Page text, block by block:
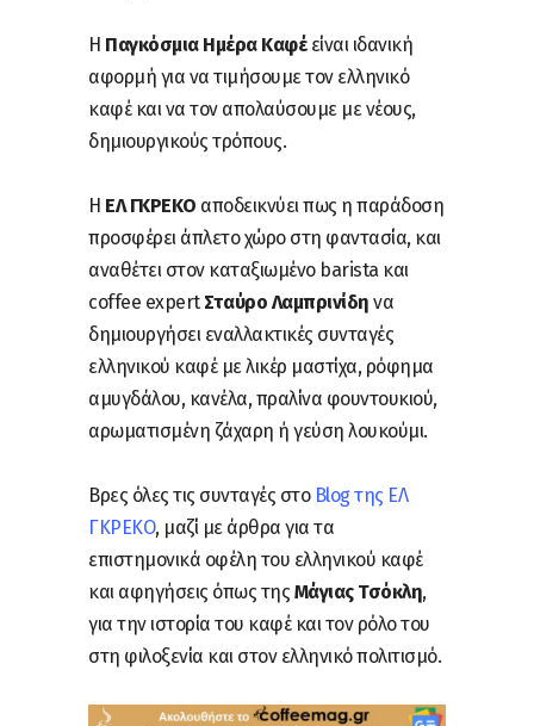
Η Παγκόσμια Ημέρα Καφέείναι ιδανική
αφορμή για να τιμήσουμε τον ελληνικό
καφέ και να τον απολαύσουμε με νέους,
δημιουργικούς τρόπους.
Η ΕΛ ΓΚΡΕΚΟ αποδεικνύει πως η παράδοση
προσφέρει άπλετο χώρο στη φαντασία, και
αναθέτει στον καταξιωμένο barista και
coffee expert Σταύρο Λαμπρινίδη να
δημιουργήσει εναλλακτικές συνταγές
ελληνικού καφέ με λικέρ μαστίχα, ρόφημα
αμυγδάλου, κανέλα, πραλίνα φουντουκιού,
αρωματισμένη ζάχαρη ή γεύση λουκούμι.
Βρες όλες τις συνταγές στο Blog της ΕΛ
ΓΚΡΕΚΟ, μαζί με άρθρα για τα
επιστημονικά οφέλη του ελληνικού καφέ
και αφηγήσεις όπως της Μάγιας Τσόκλη,
για την ιστορία του καφέ και τον ρόλο του
στη φιλοξενία και στον ελληνικό πολιτισμό.